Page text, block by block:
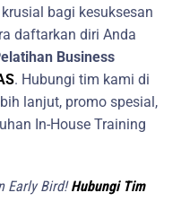
bagi kesuksesan
daftarkan diri Anda
Business
. Hubungi tim kami di
lanjut, promo spesial,
In-House Training
Early Bird!Hubungi Tim